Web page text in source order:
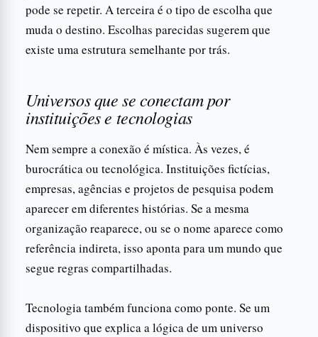
pode se repetir. A terceira é o tipo de escolha que
muda o destino. Escolhas parecidas sugerem que
existe uma estrutura semelhante por trás.
Universos que se conectam por
instituições e tecnologias
Nem sempre a conexão é mística. Às vezes, é
burocrática ou tecnológica. Instituições fictícias,
empresas, agências e projetos de pesquisa podem
aparecer em diferentes histórias. Se a mesma
organização reaparece, ou se o nome aparece como
referência indireta, isso aponta para um mundo que
segue regras compartilhadas.
Tecnologia também funciona como ponte. Se um
dispositivo que explica a lógica de um universo